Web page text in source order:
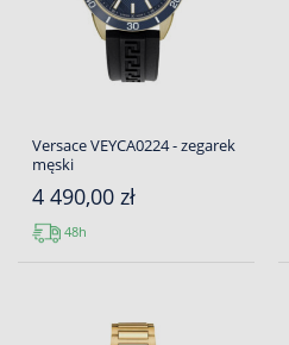
Versace VEYCA0224 - zegarek
męski
4 490,00 zł
48h